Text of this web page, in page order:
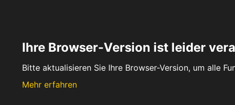
Ihre Browser-Version ist leider
Bitte aktualisieren Sie Ihre Browser-Version, um alle
Mehr erfahren